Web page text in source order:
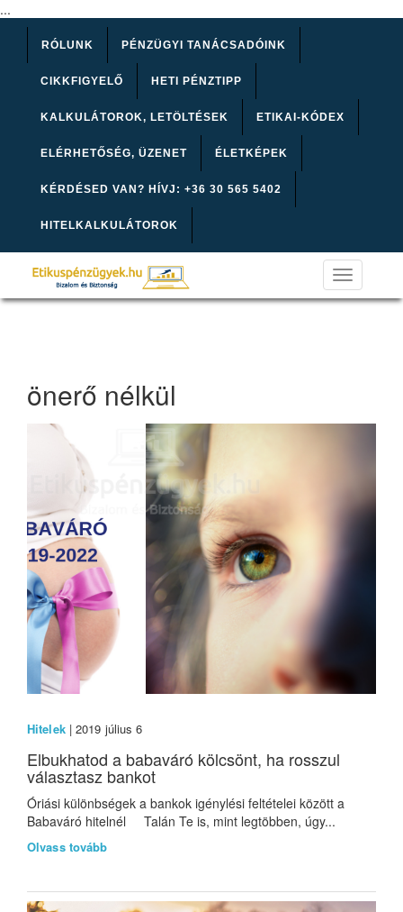
...
RÓLUNK PÉNZÜGYI TANÁCSADÓINK
CIKKFIGYELŐ HETI PÉNZTIPP
KALKULÁTOROK, LETÖLTÉSEK ETIKAI-KÓDEX
ELÉRHETŐSÉG, ÜZENET ÉLETKÉPEK
KÉRDÉSED VAN? HÍVJ: +36 30 565 5402
HITELKALKULÁTOROK
Toggle
navigation
önerő nélkül
Hitelek| 2019 július 6
Elbukhatod a babaváró kölcsönt, ha rosszul
választasz bankot
Óriási különbségek a bankok igénylési feltételei között a
Babaváró hitelnél Talán Te is, mint legtöbben, úgy...
Olvass tovább